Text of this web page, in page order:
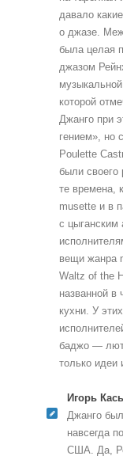
давало
о джазе.
была целая
джазом
которой
Джанго при
гением», но
Poulette
были своего
те времена,
musette и в
с цыганским
вещи жанра
Waltz of the
названной в
кухни. У
баджо —
только идеи
Игорь
Джанго
навсегда
США. Да,